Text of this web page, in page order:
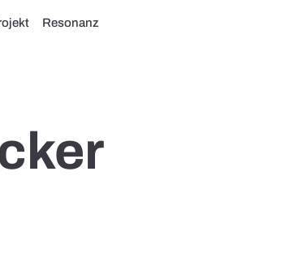
Resonanz